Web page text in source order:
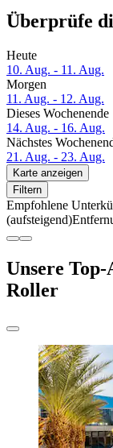
Überprüfe
Heute
10. Aug. - 11. Aug.
Morgen
11. Aug. - 12. Aug.
Dieses Wochenende
14. Aug. - 16. Aug.
Nächstes
21. Aug. - 23. Aug.
Karte anzeigen
Filtern
Empfohlene
(aufsteigend)
Unsere
Roller